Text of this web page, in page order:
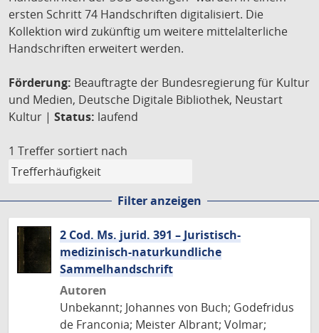
ersten Schritt 74 Handschriften digitalisiert. Die
Kollektion wird zukünftig um weitere mittelalterliche
Handschriften erweitert werden.
Förderung: Beauftragte der Bundesregierung für Kultur
und Medien, Deutsche Digitale Bibliothek, Neustart
Kultur | Status: laufend
1 Treffer sortiert nach
Filter anzeigen
2 Cod. Ms. jurid. 391 – Juristisch-
medizinisch-naturkundliche
Sammelhandschrift
Autoren
Unbekannt; Johannes von Buch; Godefridus
de Franconia; Meister Albrant; Volmar;